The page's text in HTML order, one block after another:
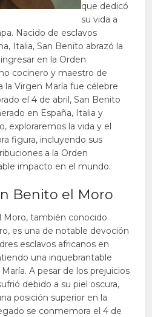
que dedicó
su vida a
Nacido de esclavos
Italia, San Benito abrazó la
en la Orden
cocinero y maestro de
la Virgen María fue célebre
el 4 de abril, San Benito
en España, Italia y
exploraremos la vida y el
figura, incluyendo sus
a la Orden
impacto en el mundo.
Benito el Moro
Moro, también conocido
es una de notable devoción
esclavos africanos en
una inquebrantable
A pesar de los prejuicios
debido a su piel oscura,
posición superior en la
se conmemora el 4 de